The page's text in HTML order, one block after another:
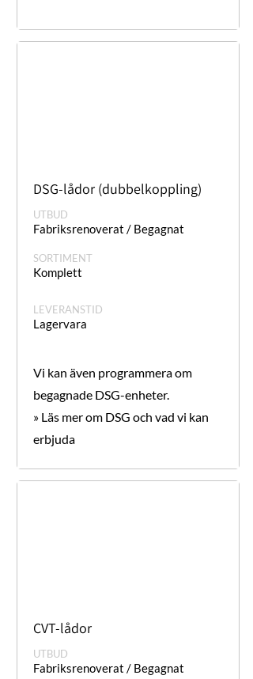
DSG-lådor (dubbelkoppling)
UTBUD
Fabriksrenoverat / Begagnat
SORTIMENT
Komplett
LEVERANSTID
Lagervara
Vi kan även programmera om
begagnade DSG-enheter.
» Läs mer om DSG och vad vi kan
erbjuda
CVT-lådor
UTBUD
Fabriksrenoverat / Begagnat